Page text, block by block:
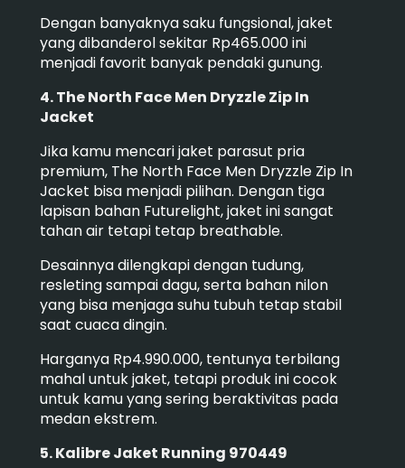
Dengan banyaknya saku fungsional, jaket
yang dibanderol sekitar Rp465.000 ini
menjadi favorit banyak pendaki gunung.
4. The North Face Men Dryzzle Zip In
Jacket
Jika kamu mencari jaket parasut pria
premium, The North Face Men Dryzzle Zip In
Jacket bisa menjadi pilihan. Dengan tiga
lapisan bahan Futurelight, jaket ini sangat
tahan air tetapi tetap breathable.
Desainnya dilengkapi dengan tudung,
resleting sampai dagu, serta bahan nilon
yang bisa menjaga suhu tubuh tetap stabil
saat cuaca dingin.
Harganya Rp4.990.000, tentunya terbilang
mahal untuk jaket, tetapi produk ini cocok
untuk kamu yang sering beraktivitas pada
medan ekstrem.
5. Kalibre Jaket Running 970449